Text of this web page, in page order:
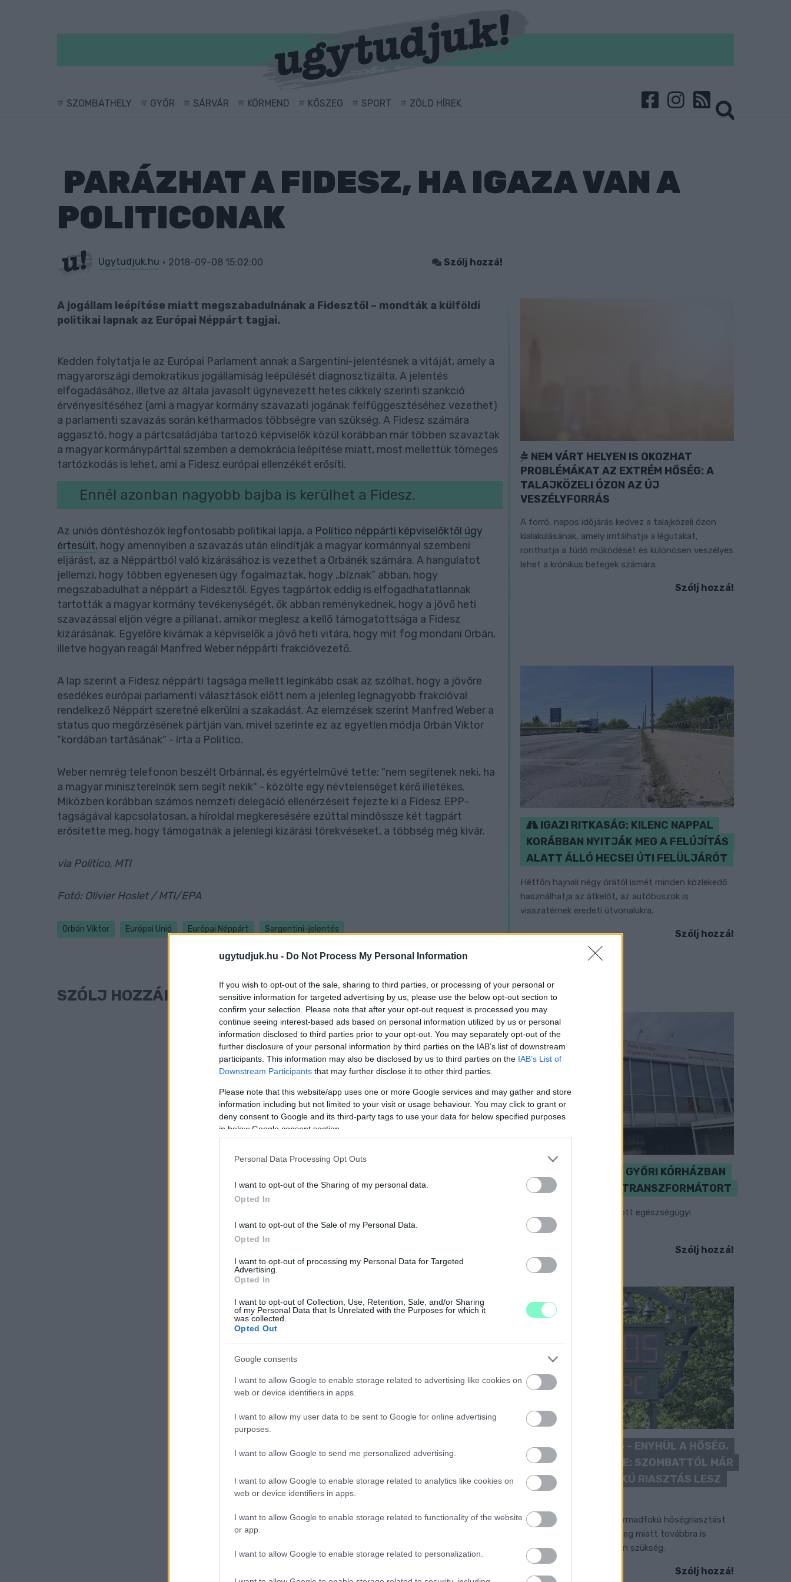
ugytudjuk.hu - Do Not Process My Personal Information
If you wish to opt-out of the sale, sharing to third parties, or processing of your personal or
sensitive information for targeted advertising by us, please use the below opt-out section to
confirm your selection. Please note that after your opt-out request is processed you may
continue seeing interest-based ads based on personal information utilized by us or personal
information disclosed to third parties prior to your opt-out. You may separately opt-out of the
further disclosure of your personal information by third parties on the IAB’s list of downstream
participants. This information may also be disclosed by us to third parties on the IAB’s List of
Downstream Participants that may further disclose it to other third parties.
Please note that this website/app uses one or more Google services and may gather and store
information including but not limited to your visit or usage behaviour. You may click to grant or
deny consent to Google and its third-party tags to use your data for below specified purposes
in below Google consent section.
Personal Data Processing Opt Outs
I want to opt-out of the Sharing of my personal data.
Opted In
I want to opt-out of the Sale of my Personal Data.
Opted In
I want to opt-out of processing my Personal Data for Targeted
Advertising.
Opted In
I want to opt-out of Collection, Use, Retention, Sale, and/or Sharing
of my Personal Data that Is Unrelated with the Purposes for which it
was collected.
Opted Out
Google consents
I want to allow Google to enable storage related to advertising like cookies on
web or device identifiers in apps.
I want to allow my user data to be sent to Google for online advertising
purposes.
I want to allow Google to send me personalized advertising.
I want to allow Google to enable storage related to analytics like cookies on
web or device identifiers in apps.
I want to allow Google to enable storage related to functionality of the website
or app.
I want to allow Google to enable storage related to personalization.
SZOMBATHELY GYŐR SÁRVÁR KÖRMEND KŐSZEG SPORT ZÖLD HÍREK
PARÁZHAT A FIDESZ, HA IGAZA VAN A
POLITICONAK
Ugytudjuk.hu 2018-09-08 15:02:00 Szólj hozzá!
A jogállam leépítése miatt megszabadulnának a Fidesztől – mondták a külföldi
politikai lapnak az Európai Néppárt tagjai.
Kedden folytatja le az Európai Parlament annak a Sargentini-jelentésnek a vitáját, amely a
magyarországi demokratikus jogállamiság leépülését diagnosztizálta. A jelentés
elfogadásához, illetve az általa javasolt úgynevezett hetes cikkely szerinti szankció
érvényesítéséhez (ami a magyar kormány szavazati jogának felfüggesztéséhez vezethet)
a parlamenti szavazás során kétharmados többségre van szükség. A Fidesz számára
aggasztó, hogy a pártcsaládjába tartozó képviselők közül korábban már többen szavaztak
a magyar kormánypárttal szemben a demokrácia leépítése miatt, most mellettük tömeges
tartózkodás is lehet, ami a Fidesz európai ellenzékét erősíti.
Ennél azonban nagyobb bajba is kerülhet a Fidesz.
Az uniós döntéshozók legfontosabb politikai lapja, a Politico néppárti képviselőktől úgy
értesült, hogy amennyiben a szavazás után elindítják a magyar kormánnyal szembeni
eljárást, az a Néppártból való kizárásához is vezethet a Orbánék számára. A hangulatot
jellemzi, hogy többen egyenesen úgy fogalmaztak, hogy „bíznak” abban, hogy
megszabadulhat a néppárt a Fidesztől. Egyes tagpártok eddig is elfogadhatatlannak
tartották a magyar kormány tevékenységét, ők abban reménykednek, hogy a jövő heti
szavazással eljön végre a pillanat, amikor meglesz a kellő támogatottsága a Fidesz
kizárásának. Egyelőre kivárnak a képviselők a jövő heti vitára, hogy mit fog mondani Orbán,
illetve hogyan reagál Manfred Weber néppárti frakcióvezető.
A lap szerint a Fidesz néppárti tagsága mellett leginkább csak az szólhat, hogy a jövőre
esedékes európai parlamenti választások előtt nem a jelenleg legnagyobb frakcióval
rendelkező Néppárt szeretné elkerülni a szakadást. Az elemzések szerint Manfred Weber a
status quo megőrzésének pártján van, mivel szerinte ez az egyetlen módja Orbán Viktor
"kordában tartásának" - írta a Politico.
Weber nemrég telefonon beszélt Orbánnal, és egyértelművé tette: "nem segítenek neki, ha
a magyar miniszterelnök sem segít nekik" - közölte egy névtelenséget kérő illetékes.
Miközben korábban számos nemzeti delegáció ellenérzéseit fejezte ki a Fidesz EPP-
tagságával kapcsolatosan, a híroldal megkeresésére ezúttal mindössze két tagpárt
erősítette meg, hogy támogatnák a jelenlegi kizárási törekvéseket, a többség még kivár.
via Politico, MTI
Fotó: Olivier Hoslet / MTI/EPA
Orbán Viktor Európai Unió Európai Néppárt Sargentini-jelentés
SZÓLJ HOZZÁ!
NEM VÁRT HELYEN IS OKOZHAT
PROBLÉMÁKAT AZ EXTRÉM HŐSÉG: A
TALAJKÖZELI ÓZON AZ ÚJ
VESZÉLYFORRÁS
A forró, napos időjárás kedvez a talajközeli ózon
kialakulásának, amely irritálhatja a légutakat,
ronthatja a tüdő működését és különösen veszélyes
lehet a krónikus betegek számára.
Szólj hozzá!
IGAZI RITKASÁG: KILENC NAPPAL
KORÁBBAN NYITJÁK MEG A FELÚJÍTÁS
ALATT ÁLLÓ HECSEI ÚTI FELÜLJÁRÓT
Hétfőn hajnali négy órától ismét minden közlekedő
használhatja az átkelőt, az autóbuszok is
visszatérnek eredeti útvonalukra.
Szólj hozzá!
KICSERÉLTÉK A GYŐRI KÓRHÁZBAN
MEGHIBÁSODOTT TRANSZFORMÁTORT
Megkezdték az elhalasztott egészségügyi
ellátásokat.
Szólj hozzá!
KÁNIKULA 2026 - ENYHÜL A HŐSÉG,
DE MÉG NINCS VÉGE: SZOMBATTÓL MÁR
“CSAK” MÁSODFOKÚ RIASZTÁS LESZ
A július vége óta tartó harmadfokú hőségriasztást
mérséklik, de a tartós meleg miatt továbbra is
fokozott óvatosságra van szükség.
Szólj hozzá!